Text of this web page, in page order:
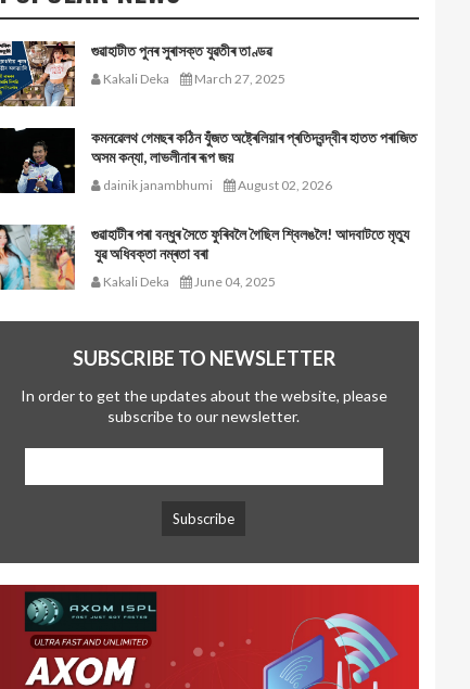
গুৱাহাটীত পুনৰ সুৰাসক্ত যুৱতীৰ তাণ্ডৱ
Kakali Deka March 27, 2025
কমনৱেলথ গেমছৰ কঠিন যুঁজত অষ্ট্ৰেলিয়াৰ প্ৰতিদ্বন্দ্বীৰ হাতত পৰাজিত
অসম কন্যা, লাভলীনাৰ ৰূপ জয়
dainik janambhumi August 02, 2026
গুৱাহাটীৰ পৰা বন্ধুৰ সৈতে ফুৰিবলৈ গৈছিল শ্বিলঙলৈ! আদবাটতে মৃত্যু
যুৱ অধিবক্তা নম্ৰতা বৰা
Kakali Deka June 04, 2025
SUBSCRIBE TO NEWSLETTER
In order to get the updates about the website, please
subscribe to our newsletter.